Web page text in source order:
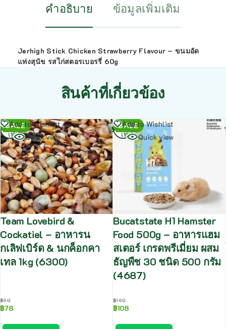
คำอธิบาย ข้อมูลเพิ่มเติม
Jerhigh Stick Chicken Strawberry Flavour – ขนมอัด
แท่งสุนัข รสไก่สตอรเบอรรี่ 60g
สินค้าที่เกี่ยวข้อง
SALE
Add to Wishlist
Quick view
Team Lovebird &
Cockatiel – อาหารน
กเลิฟเบิร์ด & นกค็อกคา
เทล 1kg (6300)
฿90
฿78
อ่าน
เพิ่ม
SALE
Add to Wishlist
Quick view
Bucatstate H1 Hamster
Food 500g – อาหารแฮม
สเตอร์ เกรดพรีเมี่ยม ผสม
ธัญพืช 30 ชนิด 500 กรัม
(4687)
฿190
฿108
อ่าน
เพิ่ม